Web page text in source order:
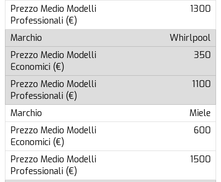
1300
Whirlpool
350
1100
Miele
600
1500